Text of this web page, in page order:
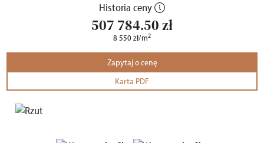
Historia ceny
507 784.50zł
8 550zł/m2
Zapytaj o cenę
Karta PDF